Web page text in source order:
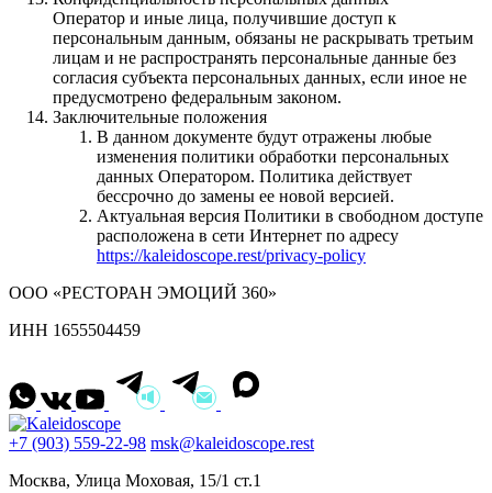
Оператор и иные лица, получившие доступ к
персональным данным, обязаны не раскрывать третьим
лицам и не распространять персональные данные без
согласия субъекта персональных данных, если иное не
предусмотрено федеральным законом.
Заключительные положения
В данном документе будут отражены любые
изменения политики обработки персональных
данных Оператором. Политика действует
бессрочно до замены ее новой версией.
Актуальная версия Политики в свободном доступе
расположена в сети Интернет по адресу
https://kaleidoscope.rest/privacy-policy
ООО «РЕСТОРАН ЭМОЦИЙ 360»
ИНН 1655504459
+7 (903) 559-22-98 msk@kaleidoscope.rest
Москва, Улица Моховая, 15/1 ст.1